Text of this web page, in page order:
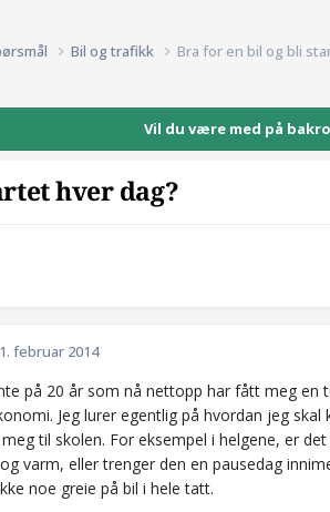
Bil og trafikk Bra for en bil og bli
Vil du være med på
hver dag?
1. februar 2014
på 20 år som nå nettopp har fått meg
Jeg lurer egentlig på hvordan jeg
til skolen. For eksempel i helgene, er
varm, eller trenger den en pausedag
noe greie på bil i hele tatt.